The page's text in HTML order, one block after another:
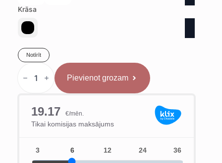
Krāsa
Notīrīt
Boksa
daudzums
Pievienot grozam